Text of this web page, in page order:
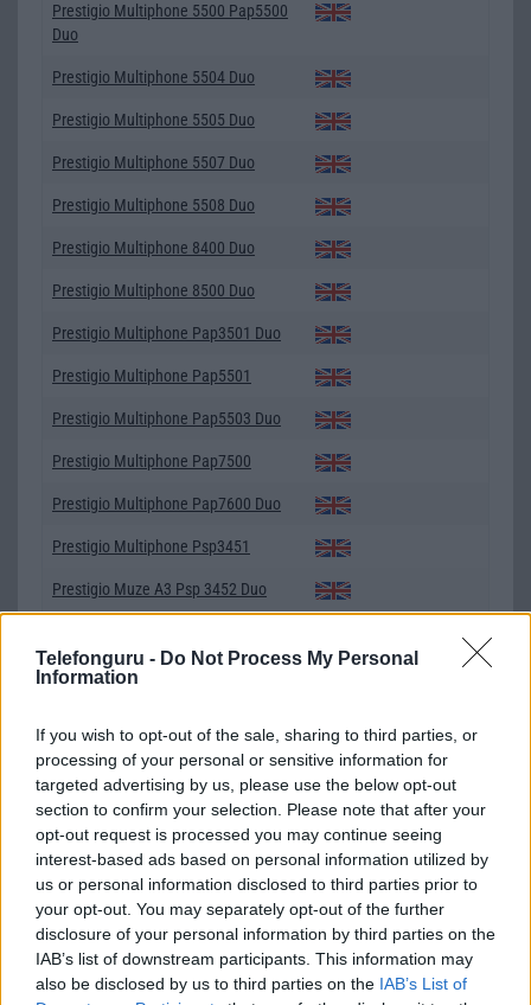
Telefonguru - Do Not Process My Personal
Information
If you wish to opt-out of the sale, sharing to third parties, or
processing of your personal or sensitive information for
targeted advertising by us, please use the below opt-out
section to confirm your selection. Please note that after your
opt-out request is processed you may continue seeing
interest-based ads based on personal information utilized by
us or personal information disclosed to third parties prior to
your opt-out. You may separately opt-out of the further
disclosure of your personal information by third parties on the
IAB’s list of downstream participants. This information may
also be disclosed by us to third parties on the IAB’s List of
Prestigio Multiphone 5500 Pap5500
Duo
Prestigio Multiphone 5504 Duo
Prestigio Multiphone 5505 Duo
Prestigio Multiphone 5507 Duo
Prestigio Multiphone 5508 Duo
Prestigio Multiphone 8400 Duo
Prestigio Multiphone 8500 Duo
Prestigio Multiphone Pap3501 Duo
Prestigio Multiphone Pap5501
Prestigio Multiphone Pap5503 Duo
Prestigio Multiphone Pap7500
Prestigio Multiphone Pap7600 Duo
Prestigio Multiphone Psp3451
Prestigio Muze A3 Psp 3452 Duo
Prestigio Wize A3 Psp 3453 Duo
Vissza a teljes listához
Az útmutatók PDF formátumban vannak. A PDF fájlok az INGYENES
Acrobat Reader nevű programmal olvashatók, amiinnentölthető le.
Nem találja a keresett használati útmutatót? Írjon nekünk az
info@telefonguru.huemailcímre, és igyekszünk beszerezni a
hiányzó telefon leírást. Igyekszünk rendszeresen frissíteni ezt az
adatbázist, mivel úgy gondoljuk, hogy nagyon hasznos, ha pdf
formátumban is elérhetőek a telefonok használati útmutatói